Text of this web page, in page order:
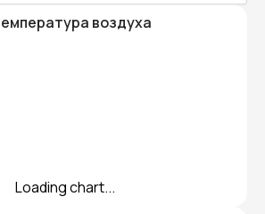
воздуха
Loading chart...